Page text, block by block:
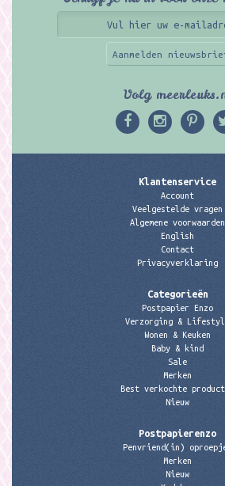
Aanmelden
Volg
Klantenservice
Account
Veelgestelde vragen
Algemene voorwaarden
English
Contact
Privacyverklaring
Categorieën
Postpapier Enzo
Verzorging &
Wonen & Keuken
Baby & kind
Sale
Merken
Best verkochte
Nieuw
Postpapierenzo
Penvriend(in)
Merken
Nieuw